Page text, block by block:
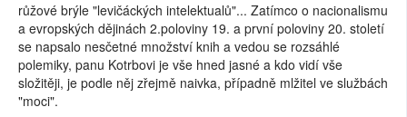
růžové brýle "levičáckých intelektualů"... Zatímco o nacionalismu
a evropských dějinách 2.poloviny 19. a první poloviny 20. století
se napsalo nesčetné množství knih a vedou se rozsáhlé
polemiky, panu Kotrbovi je vše hned jasné a kdo vidí vše
složitěji, je podle něj zřejmě naivka, případně mlžitel ve službách
"moci".